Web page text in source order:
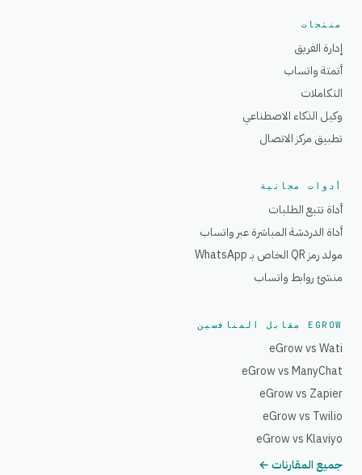
منتجات
إدارة الفريق
أتمتة واتساب
التكاملات
وكيل الذكاء الاصطناعي
تطبيق مركز الاتصال
أدوات مجانية
أداة تتبع الطلبات
أداة الدردشة المباشرة عبر واتساب
مولد رمز QR الخاص بـ WhatsApp
منشئ روابط واتساب
EGROW مقابل المنافسين
eGrow vs Wati
eGrow vs ManyChat
eGrow vs Zapier
eGrow vs Twilio
eGrow vs Klaviyo
جميع المقارنات ←